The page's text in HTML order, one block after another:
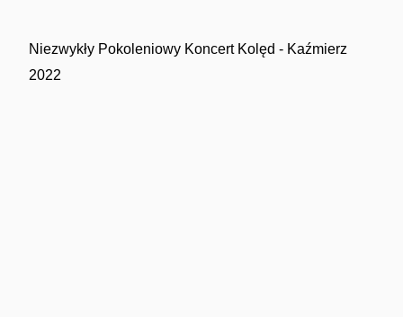
Niezwykły Pokoleniowy Koncert Kolęd - Kaźmierz
2022